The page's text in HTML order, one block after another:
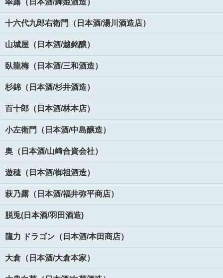
十六代九郎右衛門（日本酒/湯川酒造店）
山城屋（日本酒/越銘醸）
臥龍梅（日本酒/三和酒造）
杉錦（日本酒/杉井酒造）
百十郎（日本酒/林本店）
小左衛門（日本酒/中島醸造）
奥（日本酒/山﨑合資会社）
遊穂（日本酒/御祖酒造）
萩乃露（日本酒/福井弥平商店）
脱兎(日本酒/羽田酒造)
龍力 ドラゴン（日本酒/本田商店）
大倉（日本酒/大倉本家）